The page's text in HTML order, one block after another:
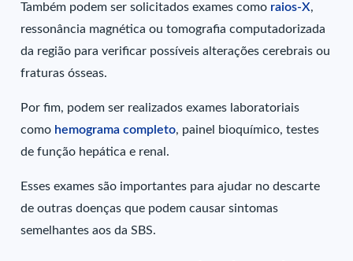
Também podem ser solicitados exames como raios-X,
ressonância magnética ou tomografia computadorizada
da região para verificar possíveis alterações cerebrais ou
fraturas ósseas.
Por fim, podem ser realizados exames laboratoriais
como hemograma completo, painel bioquímico, testes
de função hepática e renal.
Esses exames são importantes para ajudar no descarte
de outras doenças que podem causar sintomas
semelhantes aos da SBS.